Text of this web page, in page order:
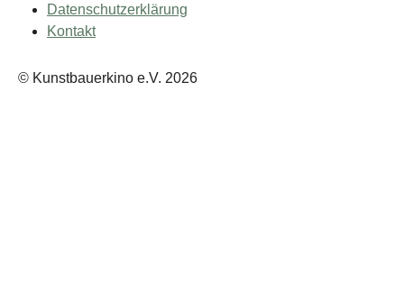
Datenschutzerklärung
Kontakt
© Kunstbauerkino e.V. 2026